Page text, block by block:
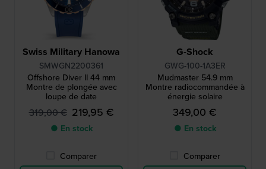
Swiss Military Hanowa
SMWGN2200361
Offshore Diver II 44 mm
Montre de plongée avec
loupe de date
319,00 € 219,95 €
● En stock
Comparer
G-Shock
GWG-100-1A3ER
Mudmaster 54.9 mm
Montre radiocommandée à
énergie solaire
349,00 €
● En stock
Comparer